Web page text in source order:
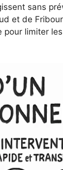
sans
et de
pour limiter